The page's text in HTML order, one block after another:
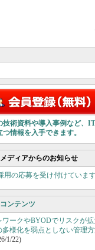
技術資料や導入事例など、
情報を入手できます。
ディアからのお知らせ
用の応募を受け付けていま
ンテンツ
ワークやBYODでリスクが拡
多様化を弱点としない管理
1/22)